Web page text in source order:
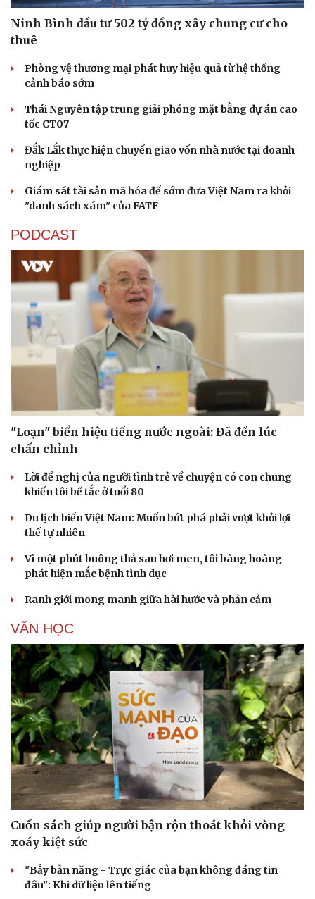
Kể chuyện cho bé
Hạt giống tâm hồn
Ninh Bình đầu tư 502 tỷ đồng xây chung cư cho
thuê
Phòng vệ thương mại phát huy hiệu quả từ hệ thống
cảnh báo sớm
Thái Nguyên tập trung giải phóng mặt bằng dự án cao
tốc CT07
Đắk Lắk thực hiện chuyển giao vốn nhà nước tại doanh
nghiệp
Giám sát tài sản mã hóa để sớm đưa Việt Nam ra khỏi
"danh sách xám" của FATF
PODCAST
"Loạn" biển hiệu tiếng nước ngoài: Đã đến lúc
chấn chỉnh
Lời đề nghị của người tình trẻ về chuyện có con chung
khiến tôi bế tắc ở tuổi 80
Du lịch biển Việt Nam: Muốn bứt phá phải vượt khỏi lợi
thế tự nhiên
Vì một phút buông thả sau hơi men, tôi bàng hoàng
phát hiện mắc bệnh tình dục
Ranh giới mong manh giữa hài hước và phản cảm
VĂN HỌC
Cuốn sách giúp người bận rộn thoát khỏi vòng
xoáy kiệt sức
"Bẫy bản năng - Trực giác của bạn không đáng tin
đâu": Khi dữ liệu lên tiếng